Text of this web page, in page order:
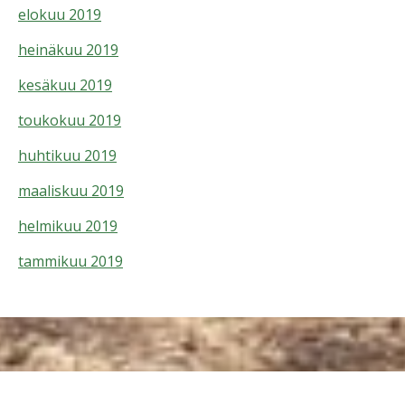
elokuu 2019
heinäkuu 2019
kesäkuu 2019
toukokuu 2019
huhtikuu 2019
maaliskuu 2019
helmikuu 2019
tammikuu 2019